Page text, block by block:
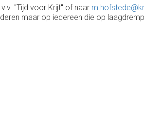
"Tijd voor Krijt" of naar
maar op iedereen die op